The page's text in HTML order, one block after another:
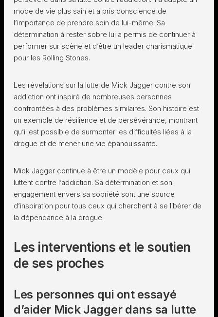
mode de vie plus sain et a pris conscience de
l’importance de prendre soin de lui-même. Sa
détermination à rester sobre lui a permis de continuer à
performer sur scène et d’être un leader charismatique
pour les Rolling Stones.
Les révélations sur la lutte de Mick Jagger contre son
addiction ont inspiré de nombreuses personnes
confrontées à des problèmes similaires. Son histoire est
un exemple de résilience et de persévérance, montrant
qu’il est possible de surmonter les difficultés liées à la
drogue et de mener une vie épanouissante.
Mick Jagger continue à être un modèle pour ceux qui
luttent contre l’addiction. Sa détermination et son
engagement envers sa sobriété sont une source
d’inspiration pour tous ceux qui cherchent à se libérer de
la dépendance à la drogue.
Les interventions et le soutien
de ses proches
Les personnes qui ont essayé
d’aider Mick Jagger dans sa lutte